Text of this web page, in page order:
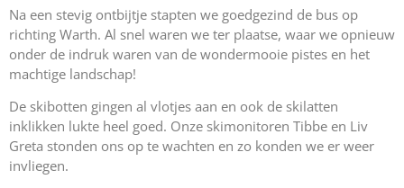
Na een stevig ontbijtje stapten we goedgezind de bus op
richting Warth. Al snel waren we ter plaatse, waar we opnieuw
onder de indruk waren van de wondermooie pistes en het
machtige landschap!
De skibotten gingen al vlotjes aan en ook de skilatten
inklikken lukte heel goed. Onze skimonitoren Tibbe en Liv
Greta stonden ons op te wachten en zo konden we er weer
invliegen.